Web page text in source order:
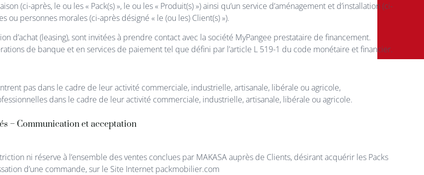
(ci-après, le ou les « Pack(s) », le ou les « Produit(s) ») ainsi qu’un service d’aménagement et d’installation (ci-
ou personnes morales (ci-après désigné « le (ou les) Client(s) »).
d’achat (leasing), sont invitées à prendre contact avec la société MyPangee prestataire de financement.
de banque et en services de paiement tel que défini par l’article L 519-1 du code monétaire et financier.
pas dans le cadre de leur activité commerciale, industrielle, artisanale, libérale ou agricole,
dans le cadre de leur activité commerciale, industrielle, artisanale, libérale ou agricole.
– Communication et acceptation
ni réserve à l’ensemble des ventes conclues par MAKASA auprès de Clients, désirant acquérir les Packs
d’une commande, sur le Site Internet packmobilier.com